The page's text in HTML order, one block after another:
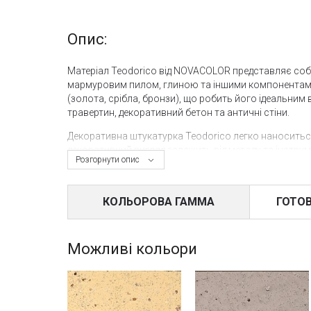
Розгорнути опис
Опис:
Матеріал Teodorico від NOVACOLOR представляє
мармуровим пилом, глиною та іншими
(золота, срібла, бронзи), що робить його
травертин, декоративний бетон та античні стіни.
Декоративна штукатурка Teodorico легко
декоративний вигляд залежить від методу та
трансформувати фінішний ефект, додаючи
Фасадний декор із застосуванням Teodorico
неповторний вигляд. Штукатурка від NOVACOLOR
Для внутрішнього декору воски NOVACOLOR
надаючи йому унікальності.
Рекомендований витрата Teodorico становить від
КОЛЬОРОВА ГАММА
Можливі кольори